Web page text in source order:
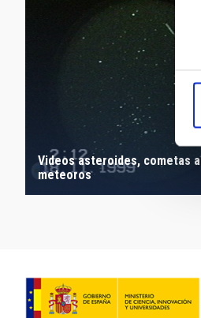
de
Videos asteroides, cometas
meteoros